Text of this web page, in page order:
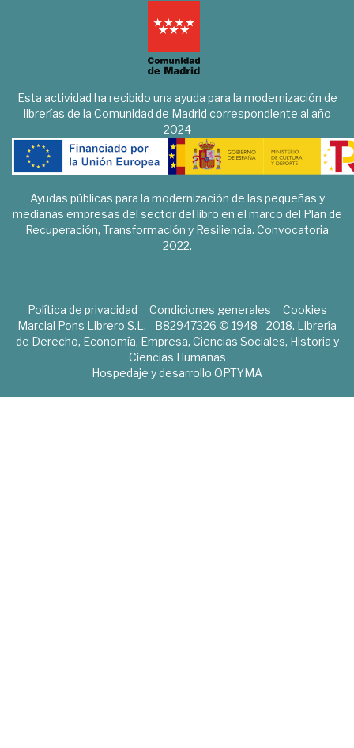
Esta actividad ha recibido una ayuda para la modernización de
librerías de la Comunidad de Madrid correspondiente al año
2024
Ayudas públicas para la modernización de las pequeñas y
medianas empresas del sector del libro en el marco del Plan de
Recuperación, Transformación y Resiliencia. Convocatoria
2022.
Política de privacidad Condiciones generales
Cookies
Marcial Pons Librero S.L. - B82947326 © 1948 - 2018. Librería
de Derecho, Economía, Empresa, Ciencias Sociales, Historia y
Ciencias Humanas
Hospedaje y desarrollo OPTYMA